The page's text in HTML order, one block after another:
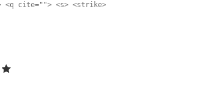
<q cite=""> <s> <strike>